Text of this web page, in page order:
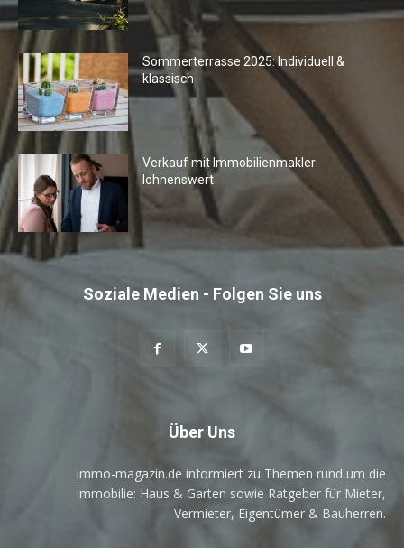
Sommerterrasse 2025: Individuell &
klassisch
Verkauf mit Immobilienmakler
lohnenswert
Soziale Medien - Folgen Sie uns
Über Uns
immo-magazin.de informiert zu Themen rund um die
Immobilie: Haus & Garten sowie Ratgeber für Mieter,
Vermieter, Eigentümer & Bauherren.